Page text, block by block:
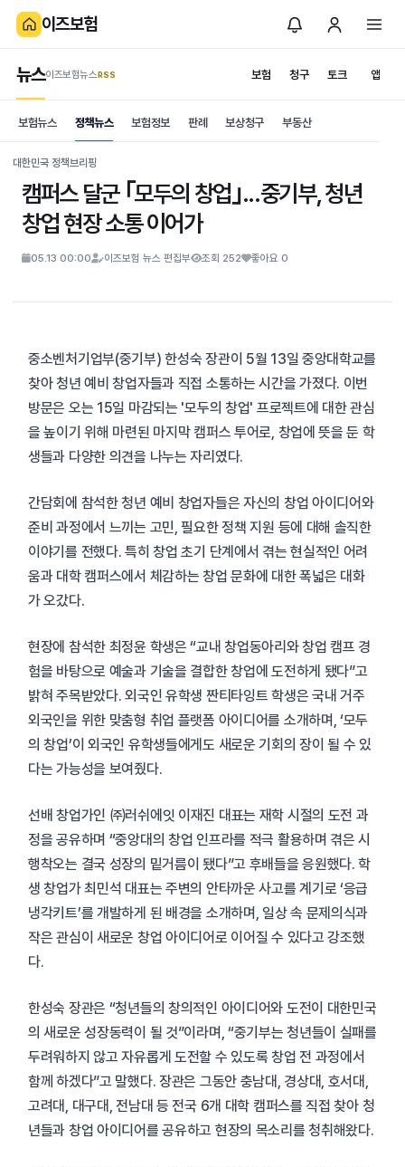
이즈보험
보험 청구
뉴스이즈보험뉴스.RSS 토크 앱
is보험
News
보험뉴스 정책뉴스 보험정보 판례 보상청구 부동산
대한민국 정책브리핑
캠퍼스 달군 ｢모두의 창업｣...중기부, 청년
창업 현장 소통 이어가
05.13 00:00 이즈보험 뉴스 편집부 조회 252 좋아요 0
중소벤처기업부(중기부) 한성숙 장관이 5월 13일 중앙대학교를
찾아 청년 예비 창업자들과 직접 소통하는 시간을 가졌다. 이번
방문은 오는 15일 마감되는 '모두의 창업' 프로젝트에 대한 관심
을 높이기 위해 마련된 마지막 캠퍼스 투어로, 창업에 뜻을 둔 학
생들과 다양한 의견을 나누는 자리였다.
간담회에 참석한 청년 예비 창업자들은 자신의 창업 아이디어와
준비 과정에서 느끼는 고민, 필요한 정책 지원 등에 대해 솔직한
이야기를 전했다. 특히 창업 초기 단계에서 겪는 현실적인 어려
움과 대학 캠퍼스에서 체감하는 창업 문화에 대한 폭넓은 대화
가 오갔다.
현장에 참석한 최정윤 학생은 “교내 창업동아리와 창업 캠프 경
험을 바탕으로 예술과 기술을 결합한 창업에 도전하게 됐다”고
밝혀 주목받았다. 외국인 유학생 짠티타잉트 학생은 국내 거주
외국인을 위한 맞춤형 취업 플랫폼 아이디어를 소개하며, ‘모두
의 창업’이 외국인 유학생들에게도 새로운 기회의 장이 될 수 있
다는 가능성을 보여줬다.
선배 창업가인 ㈜러쉬에잇 이재진 대표는 재학 시절의 도전 과
정을 공유하며 “중앙대의 창업 인프라를 적극 활용하며 겪은 시
행착오는 결국 성장의 밑거름이 됐다”고 후배들을 응원했다. 학
생 창업가 최민석 대표는 주변의 안타까운 사고를 계기로 ‘응급
냉각키트’를 개발하게 된 배경을 소개하며, 일상 속 문제의식과
작은 관심이 새로운 창업 아이디어로 이어질 수 있다고 강조했
다.
한성숙 장관은 “청년들의 창의적인 아이디어와 도전이 대한민국
의 새로운 성장동력이 될 것”이라며, “중기부는 청년들이 실패를
두려워하지 않고 자유롭게 도전할 수 있도록 창업 전 과정에서
함께 하겠다”고 말했다. 장관은 그동안 충남대, 경상대, 호서대,
고려대, 대구대, 전남대 등 전국 6개 대학 캠퍼스를 직접 찾아 청
년들과 창업 아이디어를 공유하고 현장의 목소리를 청취해왔다.